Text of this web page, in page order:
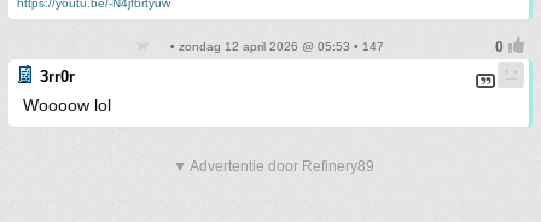
https://youtu.be/-N4jf6rtyuw
• zondag 12 april 2026 @ 05:53 • 147
3rr0r
Woooow lol
▼ Advertentie door Refinery89